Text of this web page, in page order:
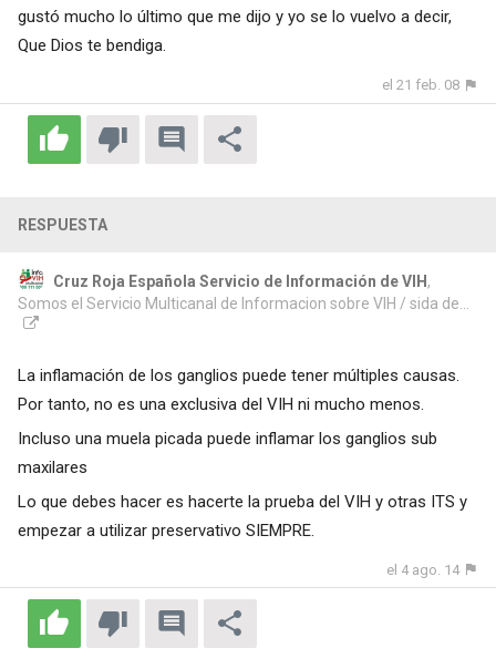
gustó mucho lo último que me dijo y yo se lo vuelvo a decir,
Que Dios te bendiga.
el 21 feb. 08
RESPUESTA
Cruz Roja Española Servicio de Información de VIH,
Somos el Servicio Multicanal de Informacion sobre VIH / sida de...
La inflamación de los ganglios puede tener múltiples causas.
Por tanto, no es una exclusiva del VIH ni mucho menos.
Incluso una muela picada puede inflamar los ganglios sub
maxilares
Lo que debes hacer es hacerte la prueba del VIH y otras ITS y
empezar a utilizar preservativo SIEMPRE.
el 4 ago. 14